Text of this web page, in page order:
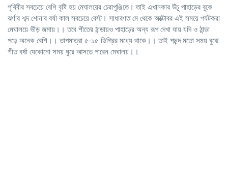
পৃথিবীর সবচেয়ে বেশি বৃষ্টি হয় মেঘালয়ের চেরাপুঞ্জিতে। তাই এখানকার উঁচু পাহাড়ের বুকে
ঝর্ণার শব্দ শোনার বর্ষা কাল সবচেয়ে বেস্ট। সাধারণত মে থেকে অক্টোবর এই সময়ে পর্যটকরা
মেঘালয়ে ভীড় জমায়।। তবে শীতের ঠান্ডায়ও পাহাড়ের অন্য রূপ দেখা যায় যদি ও ঠান্ডা
পড়ে অনেক বেশি।। তাপমাত্রা ৫-১৫ ডিগ্রির মধ্যে থাকে।। তাই পছন্দ মতো সময় বুঝে
শীত বর্ষা যেকোনো সময় ঘুরে আসতে পারেন মেঘালয়।।